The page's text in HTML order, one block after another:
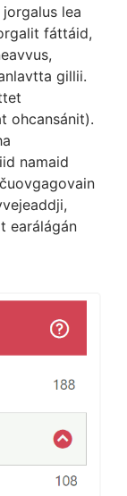
lea
fáttáid,
gillii.
ohcansánit).
namaid
earálágán